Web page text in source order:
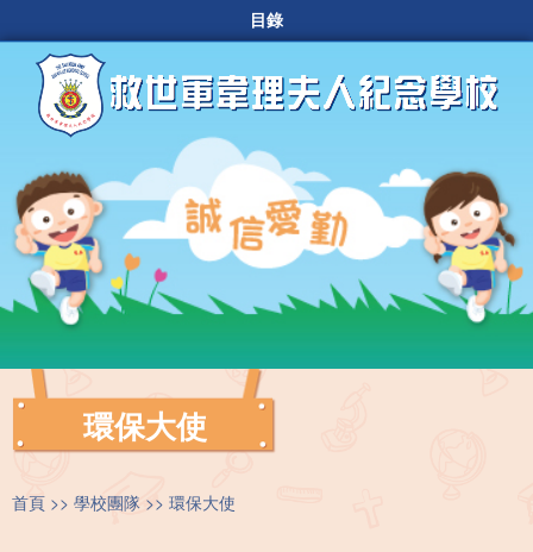
目錄
環保大使
首頁 學校團隊 環保大使